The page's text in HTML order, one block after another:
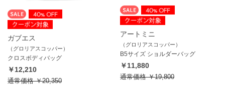
ガブエス
（グロリアスコッパー）
クロスボディバッグ
￥12,210
通常価格￥20,350
アートミニ
（グロリアスコッパー）
B5サイズ ショルダーバッグ
￥11,880
通常価格￥19,800